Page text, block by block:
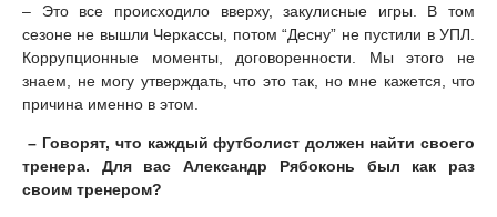
– Это все происходило вверху, закулисные игры. В том
сезоне не вышли Черкассы, потом “Десну” не пустили в УПЛ.
Коррупционные моменты, договоренности. Мы этого не
знаем, не могу утверждать, что это так, но мне кажется, что
причина именно в этом.
– Говорят, что каждый футболист должен найти своего
тренера. Для вас Александр Рябоконь был как раз
своим тренером?